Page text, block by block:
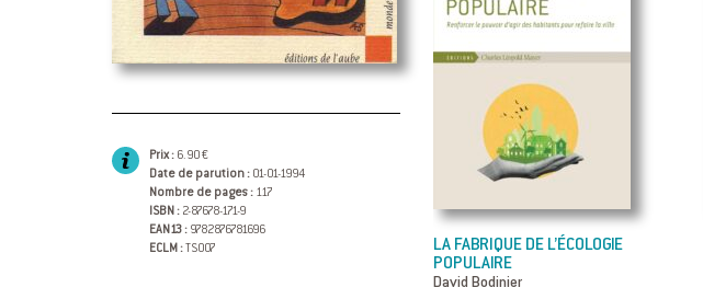
Prix : 6.90 €
Date de parution : 01-01-1994
Nombre de pages : 117
ISBN : 2-87678-171-9
EAN13 : 9782876781696
ECLM :
TS007
LA FABRIQUE DE L’ÉCOLOGIE
POPULAIRE
David Bodinier